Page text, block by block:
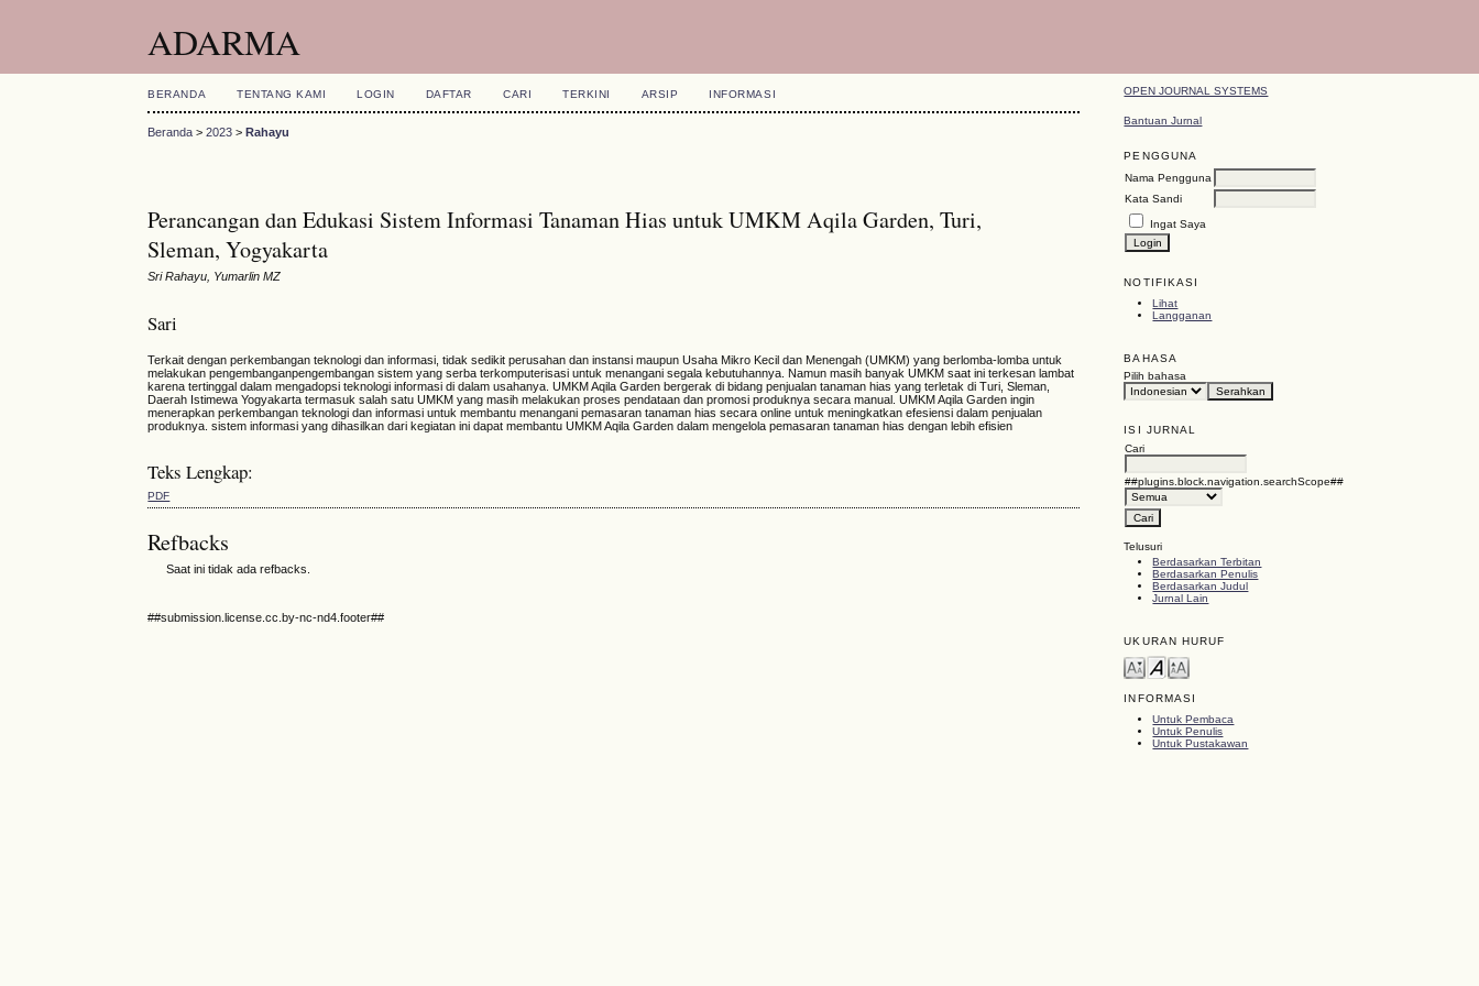
ADARMA
OPEN JOURNAL SYSTEMS
Bantuan Jurnal
PENGGUNA
Nama Pengguna
Kata Sandi
Ingat Saya
NOTIFIKASI
Lihat
Langganan
BAHASA
Pilih bahasa
ISI JURNAL
Cari
##plugins.block.navigation.searchScope##
Telusuri
Berdasarkan Terbitan
Berdasarkan Penulis
Berdasarkan Judul
Jurnal Lain
UKURAN HURUF
INFORMASI
Untuk Pembaca
Untuk Penulis
Untuk Pustakawan
BERANDA TENTANG KAMI LOGIN DAFTAR CARI TERKINI ARSIP INFORMASI
Beranda >2023 >Rahayu
Perancangan dan Edukasi Sistem Informasi Tanaman Hias untuk UMKM Aqila Garden, Turi,
Sleman, Yogyakarta
Sri Rahayu, Yumarlin MZ
Sari
Terkait dengan perkembangan teknologi dan informasi, tidak sedikit perusahan dan instansi maupun Usaha Mikro Kecil dan Menengah (UMKM) yang berlomba-lomba untuk
melakukan pengembanganpengembangan sistem yang serba terkomputerisasi untuk menangani segala kebutuhannya. Namun masih banyak UMKM saat ini terkesan lambat
karena tertinggal dalam mengadopsi teknologi informasi di dalam usahanya. UMKM Aqila Garden bergerak di bidang penjualan tanaman hias yang terletak di Turi, Sleman,
Daerah Istimewa Yogyakarta termasuk salah satu UMKM yang masih melakukan proses pendataan dan promosi produknya secara manual. UMKM Aqila Garden ingin
menerapkan perkembangan teknologi dan informasi untuk membantu menangani pemasaran tanaman hias secara online untuk meningkatkan efesiensi dalam penjualan
produknya. sistem informasi yang dihasilkan dari kegiatan ini dapat membantu UMKM Aqila Garden dalam mengelola pemasaran tanaman hias dengan lebih efisien
Teks Lengkap:
PDF
Refbacks
Saat ini tidak ada refbacks.
##submission.license.cc.by-nc-nd4.footer##